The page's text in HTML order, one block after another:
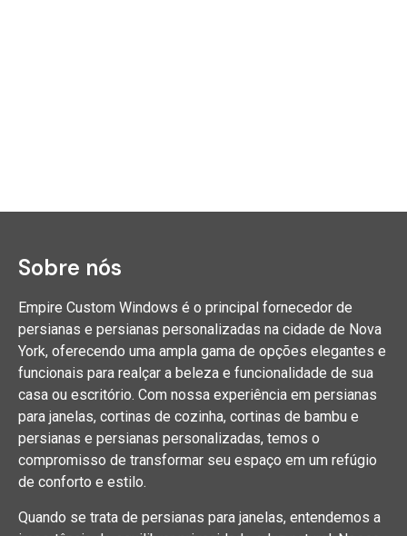
Sobre nós
Empire Custom Windows é o principal fornecedor de
persianas e persianas personalizadas na cidade de Nova
York, oferecendo uma ampla gama de opções elegantes e
funcionais para realçar a beleza e funcionalidade de sua
casa ou escritório. Com nossa experiência em persianas
para janelas, cortinas de cozinha, cortinas de bambu e
persianas e persianas personalizadas, temos o
compromisso de transformar seu espaço em um refúgio
de conforto e estilo.
Quando se trata de persianas para janelas, entendemos a